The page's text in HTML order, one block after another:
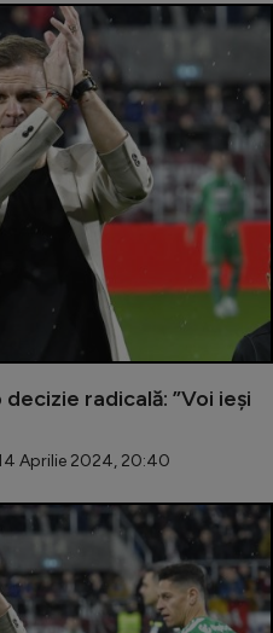
radicală: ”Voi ieși
Aprilie 2024, 20:40